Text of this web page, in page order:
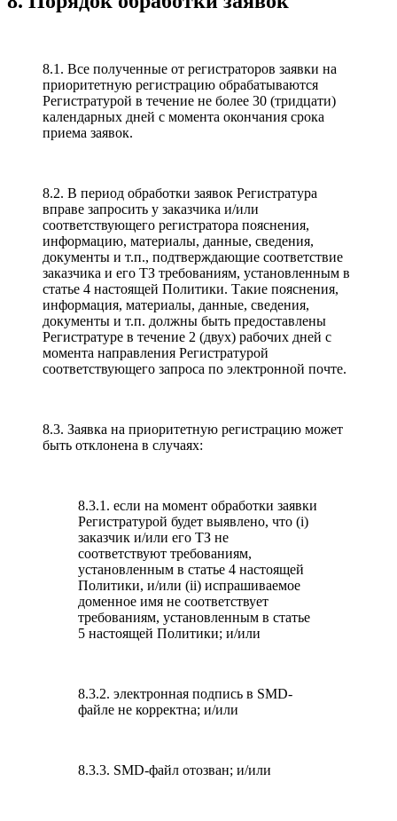
8.1. Все полученные от регистраторов заявки на
приоритетную регистрацию обрабатываются
Регистратурой в течение не более 30 (тридцати)
календарных дней с момента окончания срока
приема заявок.
8.2. В период обработки заявок Регистратура
вправе запросить у заказчика и/или
соответствующего регистратора пояснения,
информацию, материалы, данные, сведения,
документы и т.п., подтверждающие соответствие
заказчика и его ТЗ требованиям, установленным в
статье 4 настоящей Политики. Такие пояснения,
информация, материалы, данные, сведения,
документы и т.п. должны быть предоставлены
Регистратуре в течение 2 (двух) рабочих дней с
момента направления Регистратурой
соответствующего запроса по электронной почте.
8.3. Заявка на приоритетную регистрацию может
быть отклонена в случаях:
8.3.1. если на момент обработки заявки
Регистратурой будет выявлено, что (i)
заказчик и/или его ТЗ не
соответствуют требованиям,
установленным в статье 4 настоящей
Политики, и/или (ii) испрашиваемое
доменное имя не соответствует
требованиям, установленным в статье
5 настоящей Политики; и/или
8.3.2. электронная подпись в SMD-
файле не корректна; и/или
8.3.3. SMD-файл отозван; и/или